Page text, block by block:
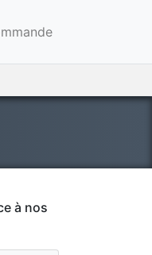
à nos